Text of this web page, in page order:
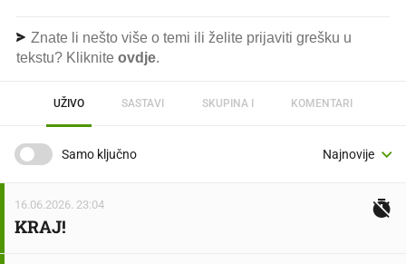
Znate li nešto više o temi ili želite prijaviti grešku u
tekstu? Kliknite ovdje.
UŽIVO SASTAVI SKUPINA I KOMENTARI
Samo ključno
16.06.2026. 23:04
KRAJ!